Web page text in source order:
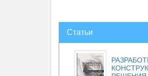
Статьи